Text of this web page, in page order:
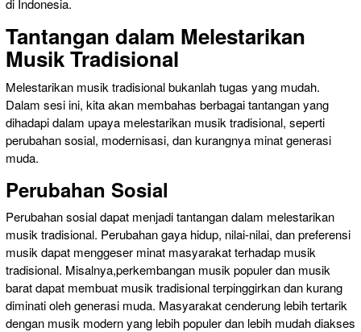
Tantangan dalam Melestarikan
Musik Tradisional
Melestarikan musik tradisional bukanlah tugas yang mudah.
Dalam sesi ini, kita akan membahas berbagai tantangan yang
dihadapi dalam upaya melestarikan musik tradisional, seperti
perubahan sosial, modernisasi, dan kurangnya minat generasi
muda.
Perubahan Sosial
Perubahan sosial dapat menjadi tantangan dalam melestarikan
musik tradisional. Perubahan gaya hidup, nilai-nilai, dan preferensi
musik dapat menggeser minat masyarakat terhadap musik
tradisional. Misalnya,perkembangan musik populer dan musik
barat dapat membuat musik tradisional terpinggirkan dan kurang
diminati oleh generasi muda. Masyarakat cenderung lebih tertarik
dengan musik modern yang lebih populer dan lebih mudah diakses